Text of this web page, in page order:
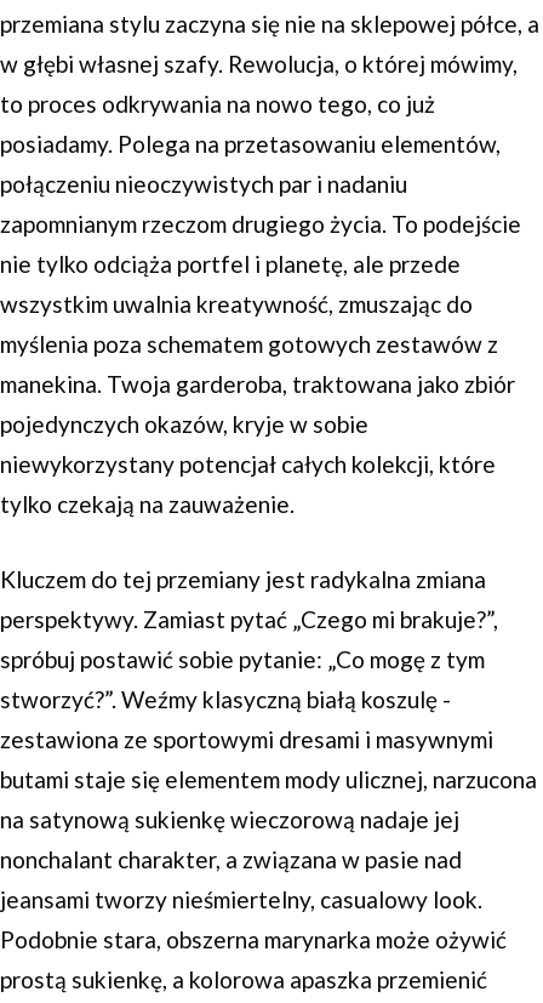
przemiana stylu zaczyna się nie na sklepowej półce, a
w głębi własnej szafy. Rewolucja, o której mówimy,
to proces odkrywania na nowo tego, co już
posiadamy. Polega na przetasowaniu elementów,
połączeniu nieoczywistych par i nadaniu
zapomnianym rzeczom drugiego życia. To podejście
nie tylko odciąża portfel i planetę, ale przede
wszystkim uwalnia kreatywność, zmuszając do
myślenia poza schematem gotowych zestawów z
manekina. Twoja garderoba, traktowana jako zbiór
pojedynczych okazów, kryje w sobie
niewykorzystany potencjał całych kolekcji, które
tylko czekają na zauważenie.
Kluczem do tej przemiany jest radykalna zmiana
perspektywy. Zamiast pytać „Czego mi brakuje?”,
spróbuj postawić sobie pytanie: „Co mogę z tym
stworzyć?”. Weźmy klasyczną białą koszulę -
zestawiona ze sportowymi dresami i masywnymi
butami staje się elementem mody ulicznej, narzucona
na satynową sukienkę wieczorową nadaje jej
nonchalant charakter, a związana w pasie nad
jeansami tworzy nieśmiertelny, casualowy look.
Podobnie stara, obszerna marynarka może ożywić
prostą sukienkę, a kolorowa apaszka przemienić